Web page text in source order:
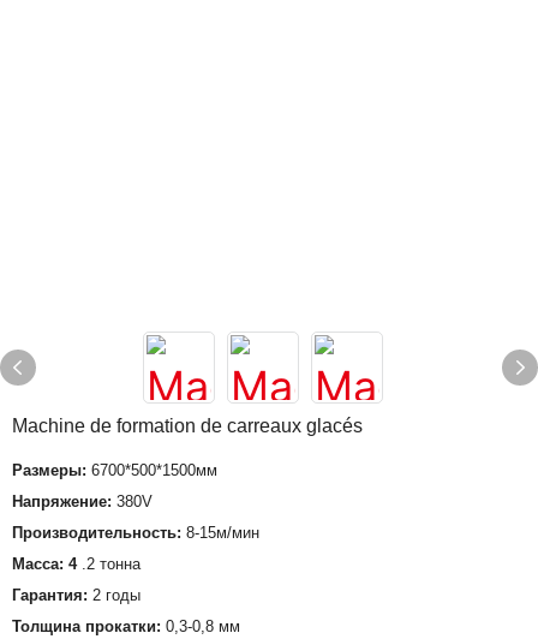
Machine de formation de carreaux glacés
Размеры: 6700*500*1500мм
Напряжение: 380V
Производительность: 8-15м/мин
Масса: 4 .2 тонна
Гарантия: 2 годы
Толщина прокатки: 0,3-0,8 мм